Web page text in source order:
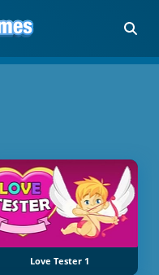
Love Tester 1